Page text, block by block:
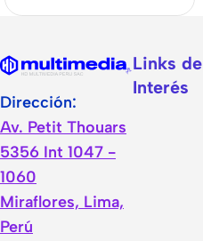
Dirección:
Av. Petit Thouars
5356 Int 1047 -
1060
Miraflores, Lima,
Perú
Links de
Interés